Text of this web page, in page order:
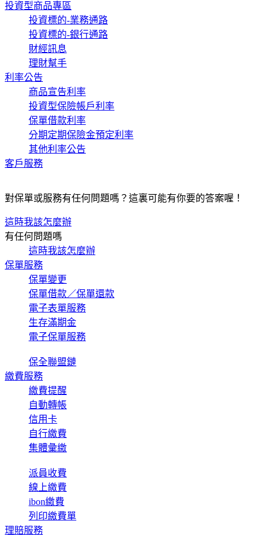
投資型商品專區
投資標的-業務通路
投資標的-銀行通路
財經訊息
理財幫手
利率公告
商品宣告利率
投資型保險帳戶利率
保單借款利率
分期定期保險金預定利率
其他利率公告
客戶服務
對保單或服務有任何問題嗎？這裏可能有你要的答案喔！
這時我該怎麼辦
有任何問題嗎
這時我該怎麼辦
保單服務
保單變更
保單借款／保單還款
電子表單服務
生存滿期金
電子保單服務
保全聯盟鏈
繳費服務
繳費提醒
自動轉帳
信用卡
自行繳費
集體彙繳
派員收費
線上繳費
ibon繳費
列印繳費單
理賠服務